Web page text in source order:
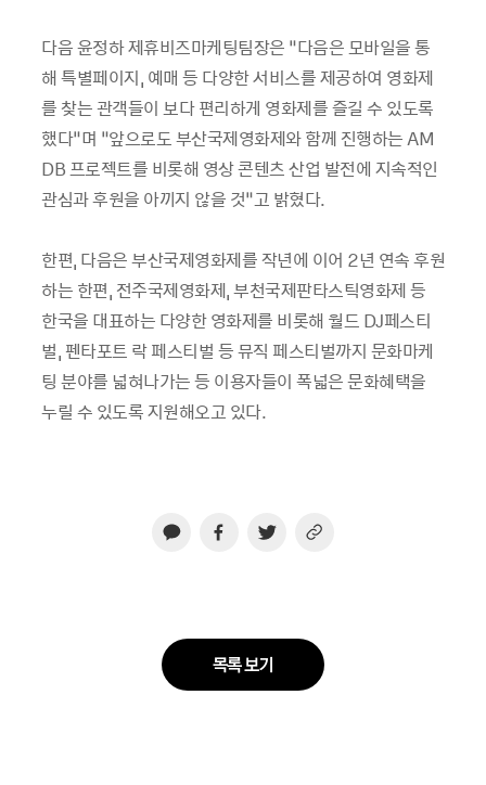
다음 윤정하 제휴비즈마케팅팀장은 “다음은 모바일을 통
해 특별페이지, 예매 등 다양한 서비스를 제공하여 영화제
를 찾는 관객들이 보다 편리하게 영화제를 즐길 수 있도록
했다”며 “앞으로도 부산국제영화제와 함께 진행하는 AM
DB 프로젝트를 비롯해 영상 콘텐츠 산업 발전에 지속적인
관심과 후원을 아끼지 않을 것”고 밝혔다.
한편, 다음은 부산국제영화제를 작년에 이어 2년 연속 후원
하는 한편, 전주국제영화제, 부천국제판타스틱영화제 등
한국을 대표하는 다양한 영화제를 비롯해 월드 DJ페스티
벌, 펜타포트 락 페스티벌 등 뮤직 페스티벌까지 문화마케
팅 분야를 넓혀나가는 등 이용자들이 폭넓은 문화혜택을
누릴 수 있도록 지원해오고 있다.
목록 보기